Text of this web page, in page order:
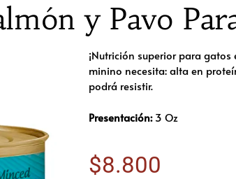
y Pavo
¡Nutrición superior para
minino necesita: alta en
podrá resistir.
Presentación:3 Oz
$8.800